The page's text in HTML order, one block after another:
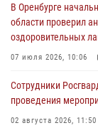
жизненной
26 июля 2026, 14:45
Росгвардейцы
24 июля 2026, 12:25
При силовой
В Оренбурге
области проверил
оздоровительных
07 июля 2026, 10:06
Сотрудники
проведения
02 августа 2026, 11:50